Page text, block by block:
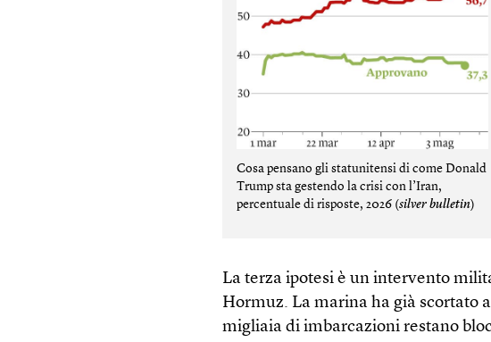
Cosa pensano gli statunitensi di come Donald
Trump sta gestendo la crisi con l’Iran,
percentuale di risposte, 2026 (silver bulletin)
La terza ipotesi è un intervento
Hormuz. La marina ha già scortato
migliaia di imbarcazioni restano